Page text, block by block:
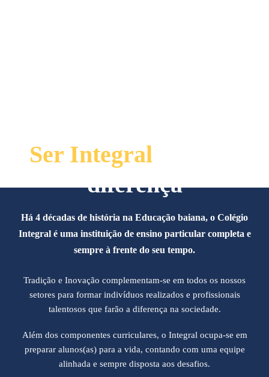
Ser Integralfaz toda
diferença
Há 4 décadas de história na Educação baiana, o Colégio
Integral é uma instituição de ensino particular completa e
sempre à frente do seu tempo.
Tradição e Inovação complementam-se em todos os nossos
setores para formar indivíduos realizados e profissionais
talentosos que farão a diferença na sociedade.
Além dos componentes curriculares, o Integral ocupa-se em
preparar alunos(as) para a vida, contando com uma equipe
alinhada e sempre disposta aos desafios.